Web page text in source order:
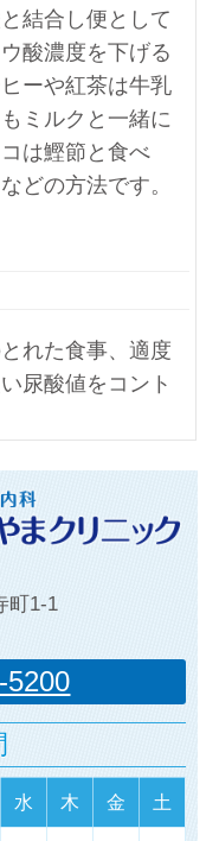
結合し便として
酸濃度を下げる
ーや紅茶は牛乳
ミルクと一緒に
は鰹節と食べ
どの方法です。
れた食事、適度
尿酸値をコント
町1-1
5200
水 木 金 土